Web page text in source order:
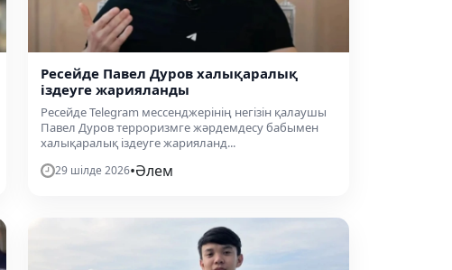
Ресейде Павел Дуров халықаралық
іздеуге жарияланды
Ресейде Telegram мессенджерінің негізін қалаушы
Павел Дуров терроризмге жәрдемдесу бабымен
халықаралық іздеуге жарияланд...
29 шілде 2026•Әлем